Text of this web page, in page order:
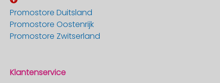
Promostore Duitsland
Promostore Oostenrijk
Promostore Zwitserland
Klantenservice